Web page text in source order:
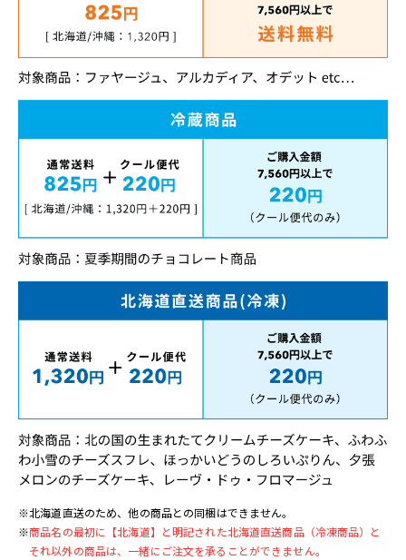
※北海道直送のため、他の商品との同梱はできません。
※商品名の最初に【北海道】と明記された北海道直送商品（冷凍商品）と
それ以外の商品は、一緒にご注文を承ることができません。